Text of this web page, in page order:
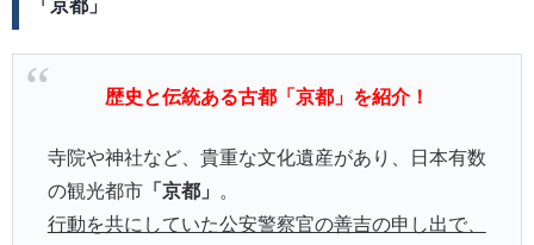
「京都」
歴史と伝統ある古都「京都」を紹介！
寺院や神社など、貴重な文化遺産があり、日本有数
の観光都市「京都」
。
行動を共にしていた公安警察官の善吉の申し出で、